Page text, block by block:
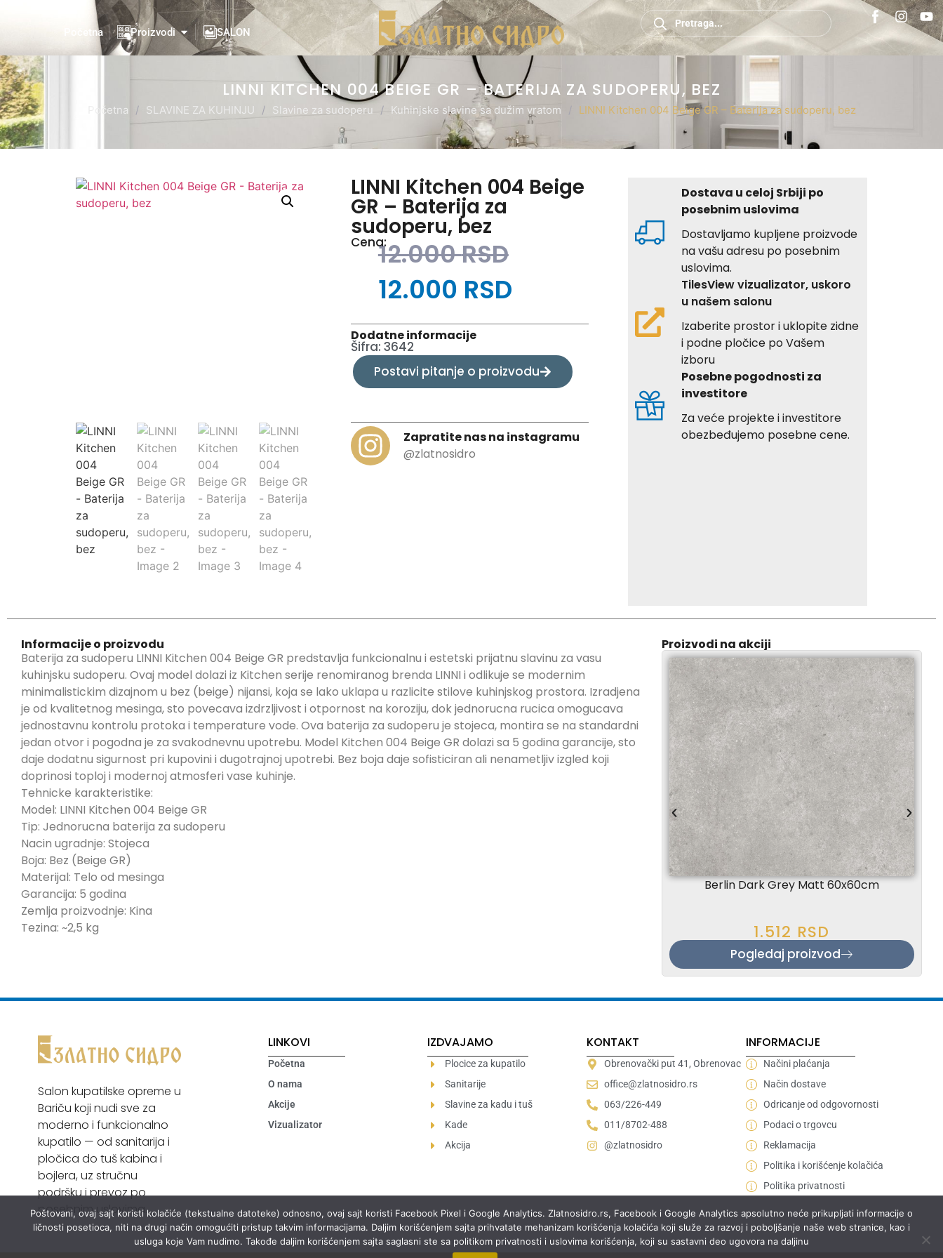
Početna Proizvodi SALON
LINNI KITCHEN 004 BEIGE GR – BATERIJA ZA SUDOPERU, BEZ
Početna / SLAVINE ZA KUHINJU / Slavine za sudoperu / Kuhinjske slavine sa dužim vratom / LINNI Kitchen 004 Beige GR – Baterija za sudoperu, bez
LINNI Kitchen 004 Beige
GR – Baterija za
sudoperu, bez
Cena:12.000RSD
12.000 RSD
Dodatne informacije
Šifra: 3642
Postavi pitanje o proizvodu
Zapratite nas na instagramu
@zlatnosidro
Dostava u celoj Srbiji po
posebnim uslovima
Dostavljamo kupljene proizvode
na vašu adresu po posebnim
uslovima.
TilesView vizualizator, uskoro
u našem salonu
Izaberite prostor i uklopite zidne
i podne pločice po Vašem
izboru
Posebne pogodnosti za
investitore
Za veće projekte i investitore
obezbeđujemo posebne cene.
Informacije o proizvodu
Baterija za sudoperu LINNI Kitchen 004 Beige GR predstavlja funkcionalnu i estetski prijatnu slavinu za vasu
kuhinjsku sudoperu. Ovaj model dolazi iz Kitchen serije renomiranog brenda LINNI i odlikuje se modernim
minimalistickim dizajnom u bez (beige) nijansi, koja se lako uklapa u razlicite stilove kuhinjskog prostora. Izradjena
je od kvalitetnog mesinga, sto povecava izdrzljivost i otpornost na koroziju, dok jednorucna rucica omogucava
jednostavnu kontrolu protoka i temperature vode. Ova baterija za sudoperu je stojeca, montira se na standardni
jedan otvor i pogodna je za svakodnevnu upotrebu. Model Kitchen 004 Beige GR dolazi sa 5 godina garancije, sto
daje dodatnu sigurnost pri kupovini i dugotrajnoj upotrebi. Bez boja daje sofisticiran ali nenametljiv izgled koji
doprinosi toploj i modernoj atmosferi vase kuhinje.
Tehnicke karakteristike:
Model: LINNI Kitchen 004 Beige GR
Tip: Jednorucna baterija za sudoperu
Nacin ugradnje: Stojeca
Boja: Bez (Beige GR)
Materijal: Telo od mesinga
Garancija: 5 godina
Zemlja proizvodnje: Kina
Tezina: ~2,5 kg
Proizvodi na akciji
Berlin Dark Grey Matt 60x60cm
1.512 RSD
Pogledaj proizvod
Salon kupatilske opreme u
Bariču koji nudi sve za
moderno i funkcionalno
kupatilo — od sanitarija i
pločica do tuš kabina i
bojlera, uz stručnu
podršku i prevoz po
posebnim uslovima.
LINKOVI
Početna
O nama
Akcije
Vizualizator
IZDVAJAMO
Plocice za kupatilo
Sanitarije
Slavine za kadu i tuš
Kade
Akcija
KONTAKT
Obrenovački put 41, Obrenovac
office@zlatnosidro.rs
063/226-449
011/8702-488
@zlatnosidro
INFORMACIJE
Načini plaćanja
Način dostave
Odricanje od odgovornosti
Podaci o trgovcu
Reklamacija
Politika i korišćenje kolačića
Politika privatnosti
Poštovani, ovaj sajt koristi kolačiće (tekstualne datoteke) odnosno, ovaj sajt koristi Facebook Pixel i Google Analytics. Zlatnosidro.rs, Facebook i Google Analytics apsolutno neće prikupljati informacije o
ličnosti posetioca, niti na drugi način omogućiti pristup takvim informacijama. Daljim korišćenjem sajta prihvatate mehanizam korišćenja kolačića koji služe za razvoj i poboljšanje naše web stranice, kao i
usluga koje Vam nudimo. Takođe daljim korišćenjem sajta saglasni ste sa politikom privatnosti i uslovima korišćenja, koji su sastavni deo ugovora na daljinu